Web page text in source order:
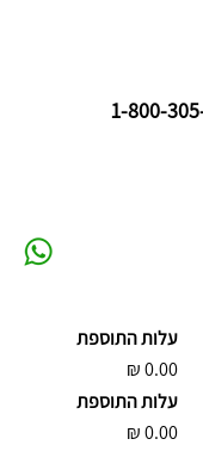
עלות התוספת
0.00
₪
עלות התוספת
0.00
₪